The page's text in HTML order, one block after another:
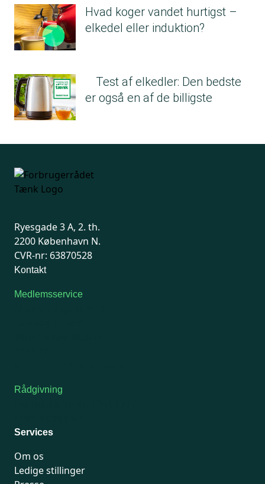
Hvad koger vandet hurtigst –
elkedel eller induktion?
Test af elkedler: Den bedste
er også en af de billigste
Ryesgade 3 A, 2. th.
2200 København N.
CVR-nr: 63870528
Kontakt
Medlemsservice
Rådgivning
Services
Om os
Ledige stillinger